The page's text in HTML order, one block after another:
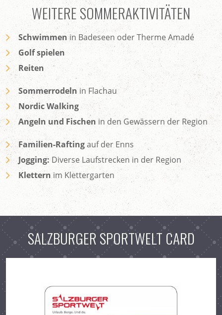
WEITERE SOMMERAKTIVITÄTEN
Schwimmenin Badeseen oder Therme Amadé
Golf spielen
Reiten
Sommerrodelnin Flachau
Nordic Walking
Angeln und Fischen in den Gewässern der Region
Familien-Raftingauf der Enns
Jogging:Diverse Laufstrecken in der Region
Klettern im Klettergarten
SALZBURGER SPORTWELT CARD